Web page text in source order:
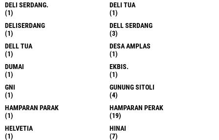
DELI SERDANG.
(1)
DELI TUA
(1)
DELISERDANG
(1)
DELL SERDANG
(3)
DELL TUA
(1)
DESA AMPLAS
(1)
DUMAI
(1)
EKBIS.
(1)
GNI
(1)
GUNUNG SITOLI
(4)
HAMPARAN PARAK
(1)
HAMPARAN PERAK
(19)
HELVETIA
(1)
HINAI
(7)